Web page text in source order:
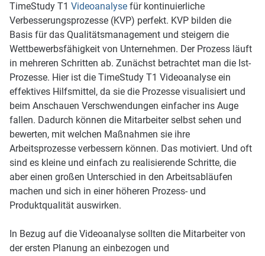
TimeStudy T1 Videoanalysefür kontinuierliche
Verbesserungsprozesse (KVP) perfekt. KVP bilden die
Basis für das Qualitätsmanagement und steigern die
Wettbewerbsfähigkeit von Unternehmen. Der Prozess läuft
in mehreren Schritten ab. Zunächst betrachtet man die Ist-
Prozesse. Hier ist die TimeStudy T1 Videoanalyse ein
effektives Hilfsmittel, da sie die Prozesse visualisiert und
beim Anschauen Verschwendungen einfacher ins Auge
fallen. Dadurch können die Mitarbeiter selbst sehen und
bewerten, mit welchen Maßnahmen sie ihre
Arbeitsprozesse verbessern können. Das motiviert. Und oft
sind es kleine und einfach zu realisierende Schritte, die
aber einen großen Unterschied in den Arbeitsabläufen
machen und sich in einer höheren Prozess- und
Produktqualität auswirken.
In Bezug auf die Videoanalyse sollten die Mitarbeiter von
der ersten Planung an einbezogen und